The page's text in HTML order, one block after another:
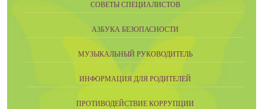
СОВЕТЫ СПЕЦИАЛИСТОВ
АЗБУКА БЕЗОПАСНОСТИ
МУЗЫКАЛЬНЫЙ РУКОВОДИТЕЛЬ
ИНФОРМАЦИЯ ДЛЯ РОДИТЕЛЕЙ
ПРОТИВОДЕЙСТВИЕ КОРРУПЦИИ